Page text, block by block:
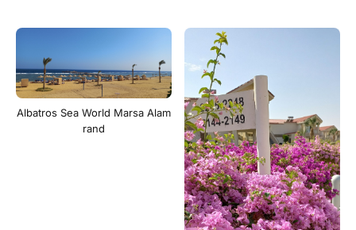
Albatros Sea World Marsa Alam
rand